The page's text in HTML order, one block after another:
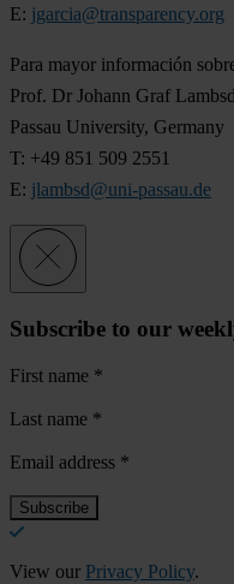
E: jgarcia@transparency.org
Para mayor información
Prof. Dr Johann Graf
Passau University, Germany
T: +49 851 509 2551
E: jlambsd@uni-passau.de
Subscribe to our
First name *
Last name *
Email address *
View our Privacy Policy.